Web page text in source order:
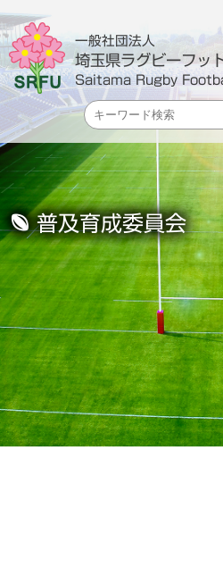
一般社団法人
埼玉県ラグビーフッ
Saitama Rugby
普及育成委員会